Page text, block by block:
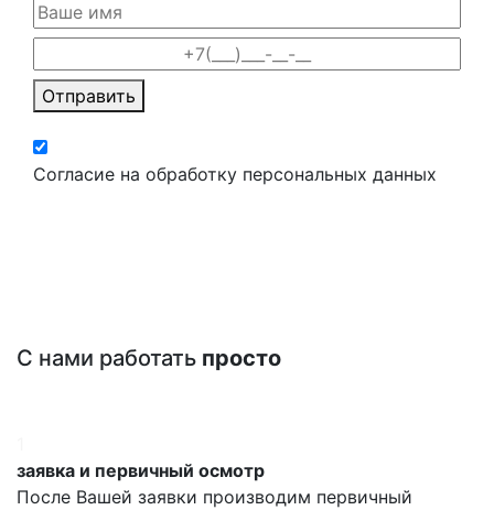
Отправить
Согласие на обработку персональных данных
С нами работать просто
заявка и первичный осмотр
После Вашей заявки производим первичный